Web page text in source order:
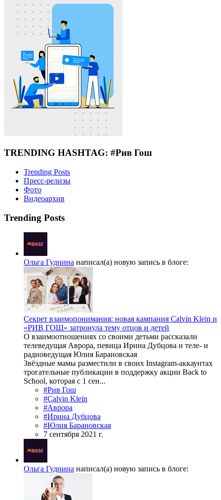
TRENDING HASHTAG: #Рив Гош
Trending Posts
Пресс-релизы
Фото
Видеоархив
Trending Posts
Ольга Гуднина написал(а) новую запись в блоге:
Секрет взаимопонимания: новая кампания Calvin Klein и
«РИВ ГОШ» затронула тему отцов и детей
О взаимоотношениях со своими детьми рассказали
телеведущая Аврора, певица Ирина Дубцова и теле- и
радиоведущая Юлия Барановская
Звёздные мамы разместили в своих Instagram-аккаунтах
трогательные публикации в поддержку акции Back to
School, которая с 1 сен...
#Рив Гош
#Calvin Klein
#Аврора
#Ирина Дубцова
#Юлия Барановская
7 сентября 2021 г.
Ольга Гуднина написал(а) новую запись в блоге: